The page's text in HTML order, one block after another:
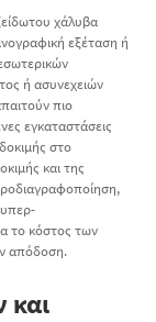
χάλυβα
εξέταση ή
ή ασυνεχειών
πιο
εγκαταστάσεις
στο
και της
υπερ-
το κόστος των
απόδοση.
και